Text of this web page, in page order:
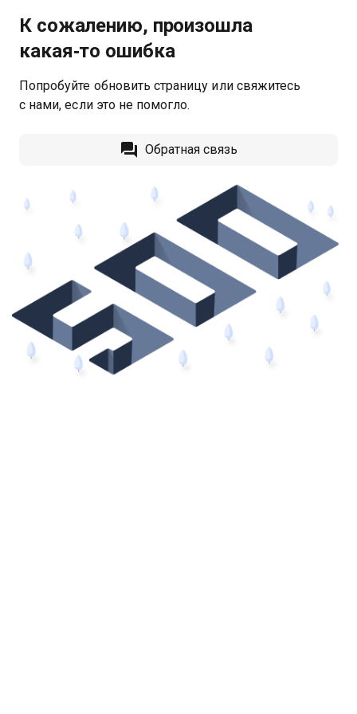
К сожалению, произошла
какая‑то ошибка
Попробуйте обновить страницу или свяжитесь
с нами, если это не помогло.
Обратная связь